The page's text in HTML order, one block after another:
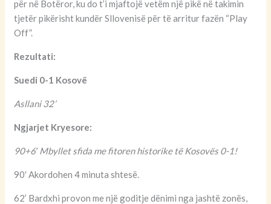
për në Botëror, ku do t’i mjaftojë vetëm një pikë në takimin
tjetër pikërisht kundër Sllovenisë për të arritur fazën “Play
Off”.
Rezultati:
Suedi 0-1 Kosovë
Asllani 32’
Ngjarjet Kryesore:
90+6′ Mbyllet sfida me fitoren historike të Kosovës 0-1!
90′ Akordohen 4 minuta shtesë.
62’ Bardxhi provon me një goditje dënimi nga jashtë zonës,